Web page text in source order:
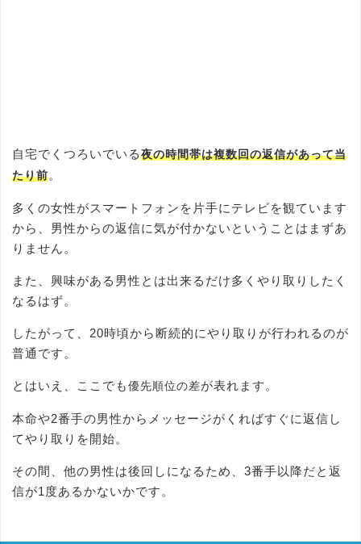
自宅でくつろいでいる夜の時間帯は複数回の返信があって当
たり前。
多くの女性がスマートフォンを片手にテレビを観ています
から、男性からの返信に気が付かないということはまずあ
りません。
また、興味がある男性とは出来るだけ多くやり取りしたく
なるはず。
したがって、20時頃から断続的にやり取りが行われるのが
普通です。
とはいえ、ここでも優先順位の差が表れます。
本命や2番手の男性からメッセージがくればすぐに返信し
てやり取りを開始。
その間、他の男性は後回しになるため、3番手以降だと返
信が1度あるかないかです。